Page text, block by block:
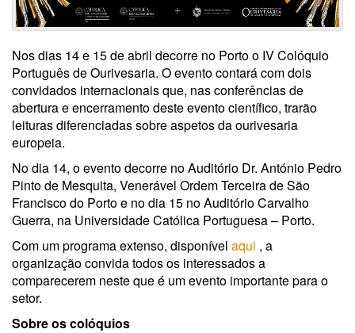
Nos dias 14 e 15 de abril decorre no Porto o IV Colóquio
Português de Ourivesaria. O evento contará com dois
convidados internacionais que, nas conferências de
abertura e encerramento deste evento científico, trarão
leituras diferenciadas sobre aspetos da ourivesaria
europeia.
No dia 14, o evento decorre no Auditório Dr. António Pedro
Pinto de Mesquita, Venerável Ordem Terceira de São
Francisco do Porto e no dia 15 no Auditório Carvalho
Guerra, na Universidade Católica Portuguesa – Porto.
Com um programa extenso, disponível aqui , a
organização convida todos os interessados a
comparecerem neste que é um evento importante para o
setor.
Sobre os colóquios